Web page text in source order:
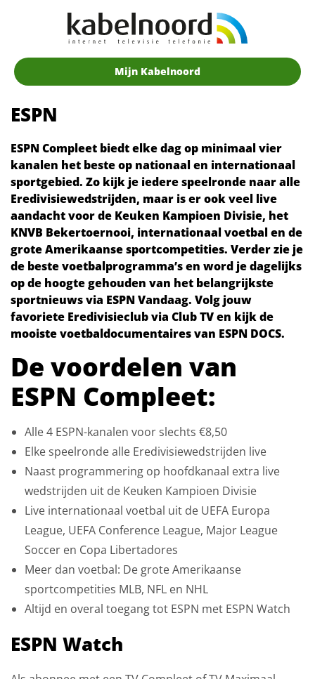
Mijn Kabelnoord
ESPN
ESPN Compleet biedt elke dag op minimaal vier
kanalen het beste op nationaal en internationaal
sportgebied. Zo kijk je iedere speelronde naar alle
Eredivisiewedstrijden, maar is er ook veel live
aandacht voor de Keuken Kampioen Divisie, het
KNVB Bekertoernooi, internationaal voetbal en de
grote Amerikaanse sportcompetities. Verder zie je
de beste voetbalprogramma’s en word je dagelijks
op de hoogte gehouden van het belangrijkste
sportnieuws via ESPN Vandaag. Volg jouw
favoriete Eredivisieclub via Club TV en kijk de
mooiste voetbaldocumentaires van ESPN DOCS.
De voordelen van
ESPN Compleet:
Alle 4 ESPN-kanalen voor slechts €8,50
Elke speelronde alle Eredivisiewedstrijden live
Naast programmering op hoofdkanaal extra live
wedstrijden uit de Keuken Kampioen Divisie
Live internationaal voetbal uit de UEFA Europa
League, UEFA Conference League, Major League
Soccer en Copa Libertadores
Meer dan voetbal: De grote Amerikaanse
sportcompetities MLB, NFL en NHL
Altijd en overal toegang tot ESPN met ESPN Watch
ESPN Watch